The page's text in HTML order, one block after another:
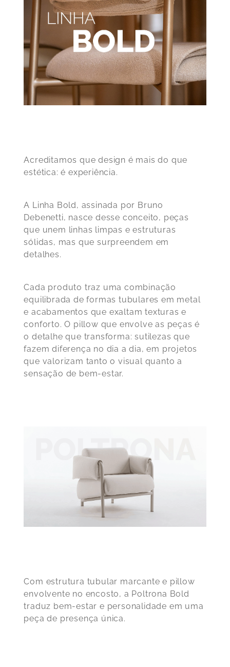
Acreditamos que design é mais do que
estética: é experiência.
A Linha Bold, assinada por Bruno
Debenetti, nasce desse conceito, peças
que unem linhas limpas e estruturas
sólidas, mas que surpreendem em
detalhes.
Cada produto traz uma combinação
equilibrada de formas tubulares em metal
e acabamentos que exaltam texturas e
conforto. O pillow que envolve as peças é
o detalhe que transforma: sutilezas que
fazem diferença no dia a dia, em projetos
que valorizam tanto o visual quanto a
sensação de bem-estar.
Com estrutura tubular marcante e pillow
envolvente no encosto, a Poltrona Bold
traduz bem-estar e personalidade em uma
peça de presença única.